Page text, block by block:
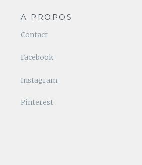
A PROPOS
Contact
Facebook
Instagram
Pinterest